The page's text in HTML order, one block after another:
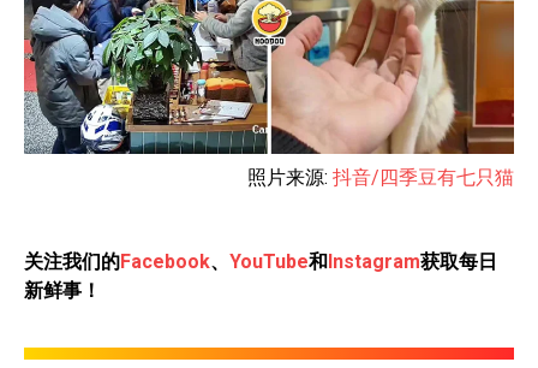
照片来源: 抖音/四季豆有七只猫
关注我们的Facebook、 YouTube和Instagram获取每日
新鲜事！